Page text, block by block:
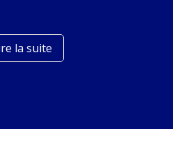
la suite